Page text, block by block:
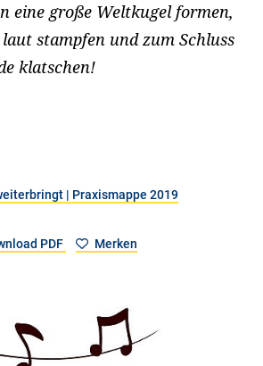
eine große Weltkugel formen,
stampfen und zum Schluss
klatschen!
| Praxismappe 2019
PDF Merken